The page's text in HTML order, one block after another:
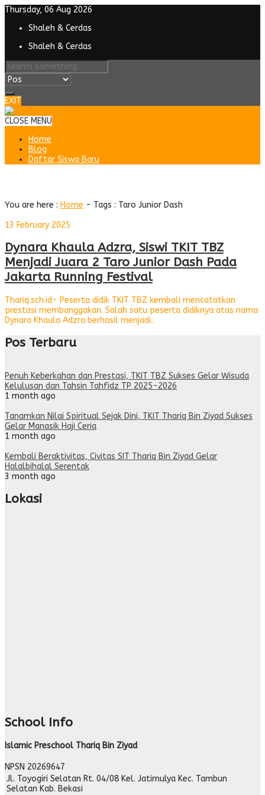
Thursday, 06 Aug 2026
Shaleh & Cerdas
Shaleh & Cerdas
EXIT
CLOSE MENU
Home
Blog
Daftar Siswa Baru
You are here : Home - Tags : Taro Junior Dash
13 February 2025
Dynara Khaula Adzra, Siswi TKIT TBZ
Menjadi Juara 2 Taro Junior Dash Pada
Jakarta Running Festival
Thariq.sch.id- Peserta didik TKIT TBZ kembali mencatatkan
prestasi membanggakan. Salah satu peserta didiknya atas nama
Dynara Khaula Adzra berhasil menjadi..
Pos Terbaru
Penuh Keberkahan dan Prestasi, TKIT TBZ Sukses Gelar Wisuda
Kelulusan dan Tahsin Tahfidz TP 2025-2026
1 month ago
Tanamkan Nilai Spiritual Sejak Dini, TKIT Thariq Bin Ziyad Sukses
Gelar Manasik Haji Ceria
1 month ago
Kembali Beraktivitas, Civitas SIT Thariq Bin Ziyad Gelar
Halalbihalal Serentak
3 month ago
Lokasi
School Info
Islamic Preschool Thariq Bin Ziyad
NPSN 20269647
Jl. Toyogiri Selatan Rt. 04/08 Kel. Jatimulya Kec. Tambun
Selatan Kab. Bekasi